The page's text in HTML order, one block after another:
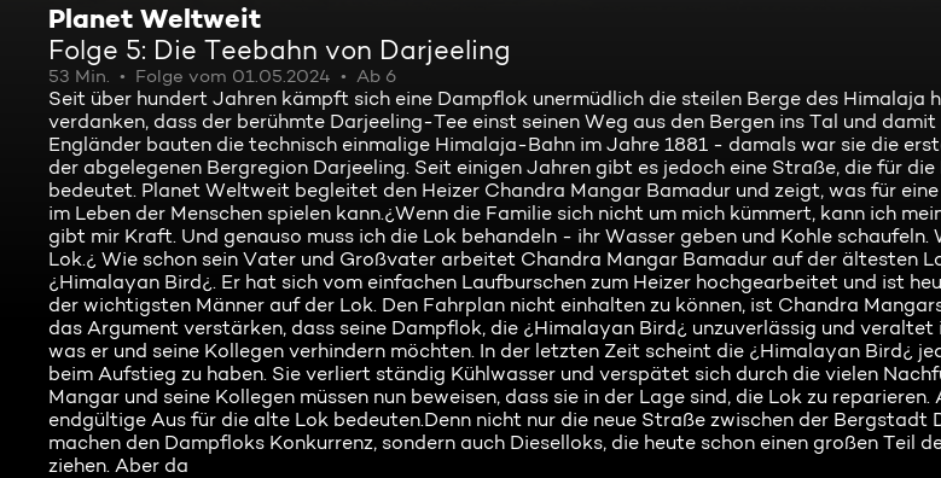
Planet Weltweit
Folge 5: Die Teebahn von Darjeeling
53 Min. Folge vom 01.05.2024 Ab 6
Seit über hundert Jahren kämpft sich eine Dampflok unermüdlich die steilen Berge des Himalaja
verdanken, dass der berühmte Darjeeling-Tee einst seinen Weg aus den Bergen ins Tal und
Engländer bauten die technisch einmalige Himalaja-Bahn im Jahre 1881 - damals war sie die
der abgelegenen Bergregion Darjeeling. Seit einigen Jahren gibt es jedoch eine Straße, die für
bedeutet. Planet Weltweit begleitet den Heizer Chandra Mangar Bamadur und zeigt, was für
im Leben der Menschen spielen kann.¿Wenn die Familie sich nicht um mich kümmert, kann ich
gibt mir Kraft. Und genauso muss ich die Lok behandeln - ihr Wasser geben und Kohle schaufeln.
Lok.¿ Wie schon sein Vater und Großvater arbeitet Chandra Mangar Bamadur auf der ältesten
¿Himalayan Bird¿. Er hat sich vom einfachen Laufburschen zum Heizer hochgearbeitet und ist
der wichtigsten Männer auf der Lok. Den Fahrplan nicht einhalten zu können, ist Chandra
das Argument verstärken, dass seine Dampflok, die ¿Himalayan Bird¿ unzuverlässig und veraltet
was er und seine Kollegen verhindern möchten. In der letzten Zeit scheint die ¿Himalayan Bird¿
beim Aufstieg zu haben. Sie verliert ständig Kühlwasser und verspätet sich durch die vielen
Mangar und seine Kollegen müssen nun beweisen, dass sie in der Lage sind, die Lok zu
endgültige Aus für die alte Lok bedeuten.Denn nicht nur die neue Straße zwischen der Bergstadt
machen den Dampfloks Konkurrenz, sondern auch Dieselloks, die heute schon einen großen Teil
ziehen. Aber da